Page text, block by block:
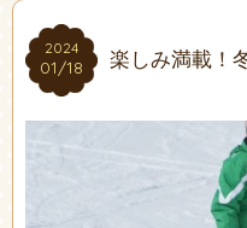
2024
01/18
2024
01/18 楽しみ満載！